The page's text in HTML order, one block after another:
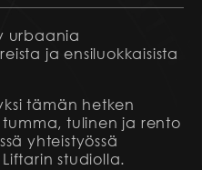
urbaania
ja ensiluokkaisista
tämän hetken
tulinen ja rento
yhteistyössä
studiolla.